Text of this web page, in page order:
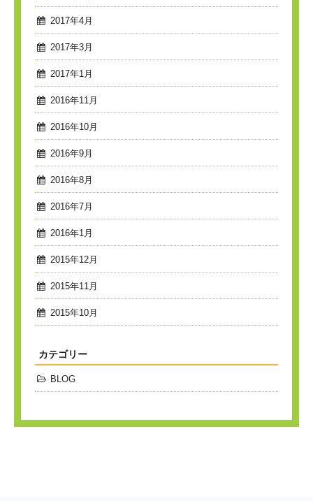
2017年4月
2017年3月
2017年1月
2016年11月
2016年10月
2016年9月
2016年8月
2016年7月
2016年1月
2015年12月
2015年11月
2015年10月
カテゴリー
BLOG